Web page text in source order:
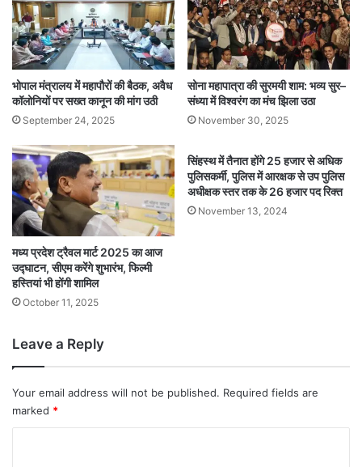
भोपाल मंत्रालय में महापौरों की बैठक, अवैध
कॉलोनियों पर सख्त कानून की मांग उठी
September 24, 2025
सोना महापात्रा की सुरमयी शाम: भव्य सुर–
संध्या में विश्वरंग का मंच झिला उठा
November 30, 2025
मध्य प्रदेश ट्रैवल मार्ट 2025 का आज
उद्घाटन, सीएम करेंगे शुभारंभ, फिल्मी
हस्तियां भी होंगी शामिल
October 11, 2025
सिंहस्थ में तैनात होंगे 25 हजार से अधिक
पुलिसकर्मी, पुलिस में आरक्षक से उप पुलिस
अधीक्षक स्तर तक के 26 हजार पद रिक्त
November 13, 2024
Leave a Reply
Your email address will not be published. Required fields are
marked *